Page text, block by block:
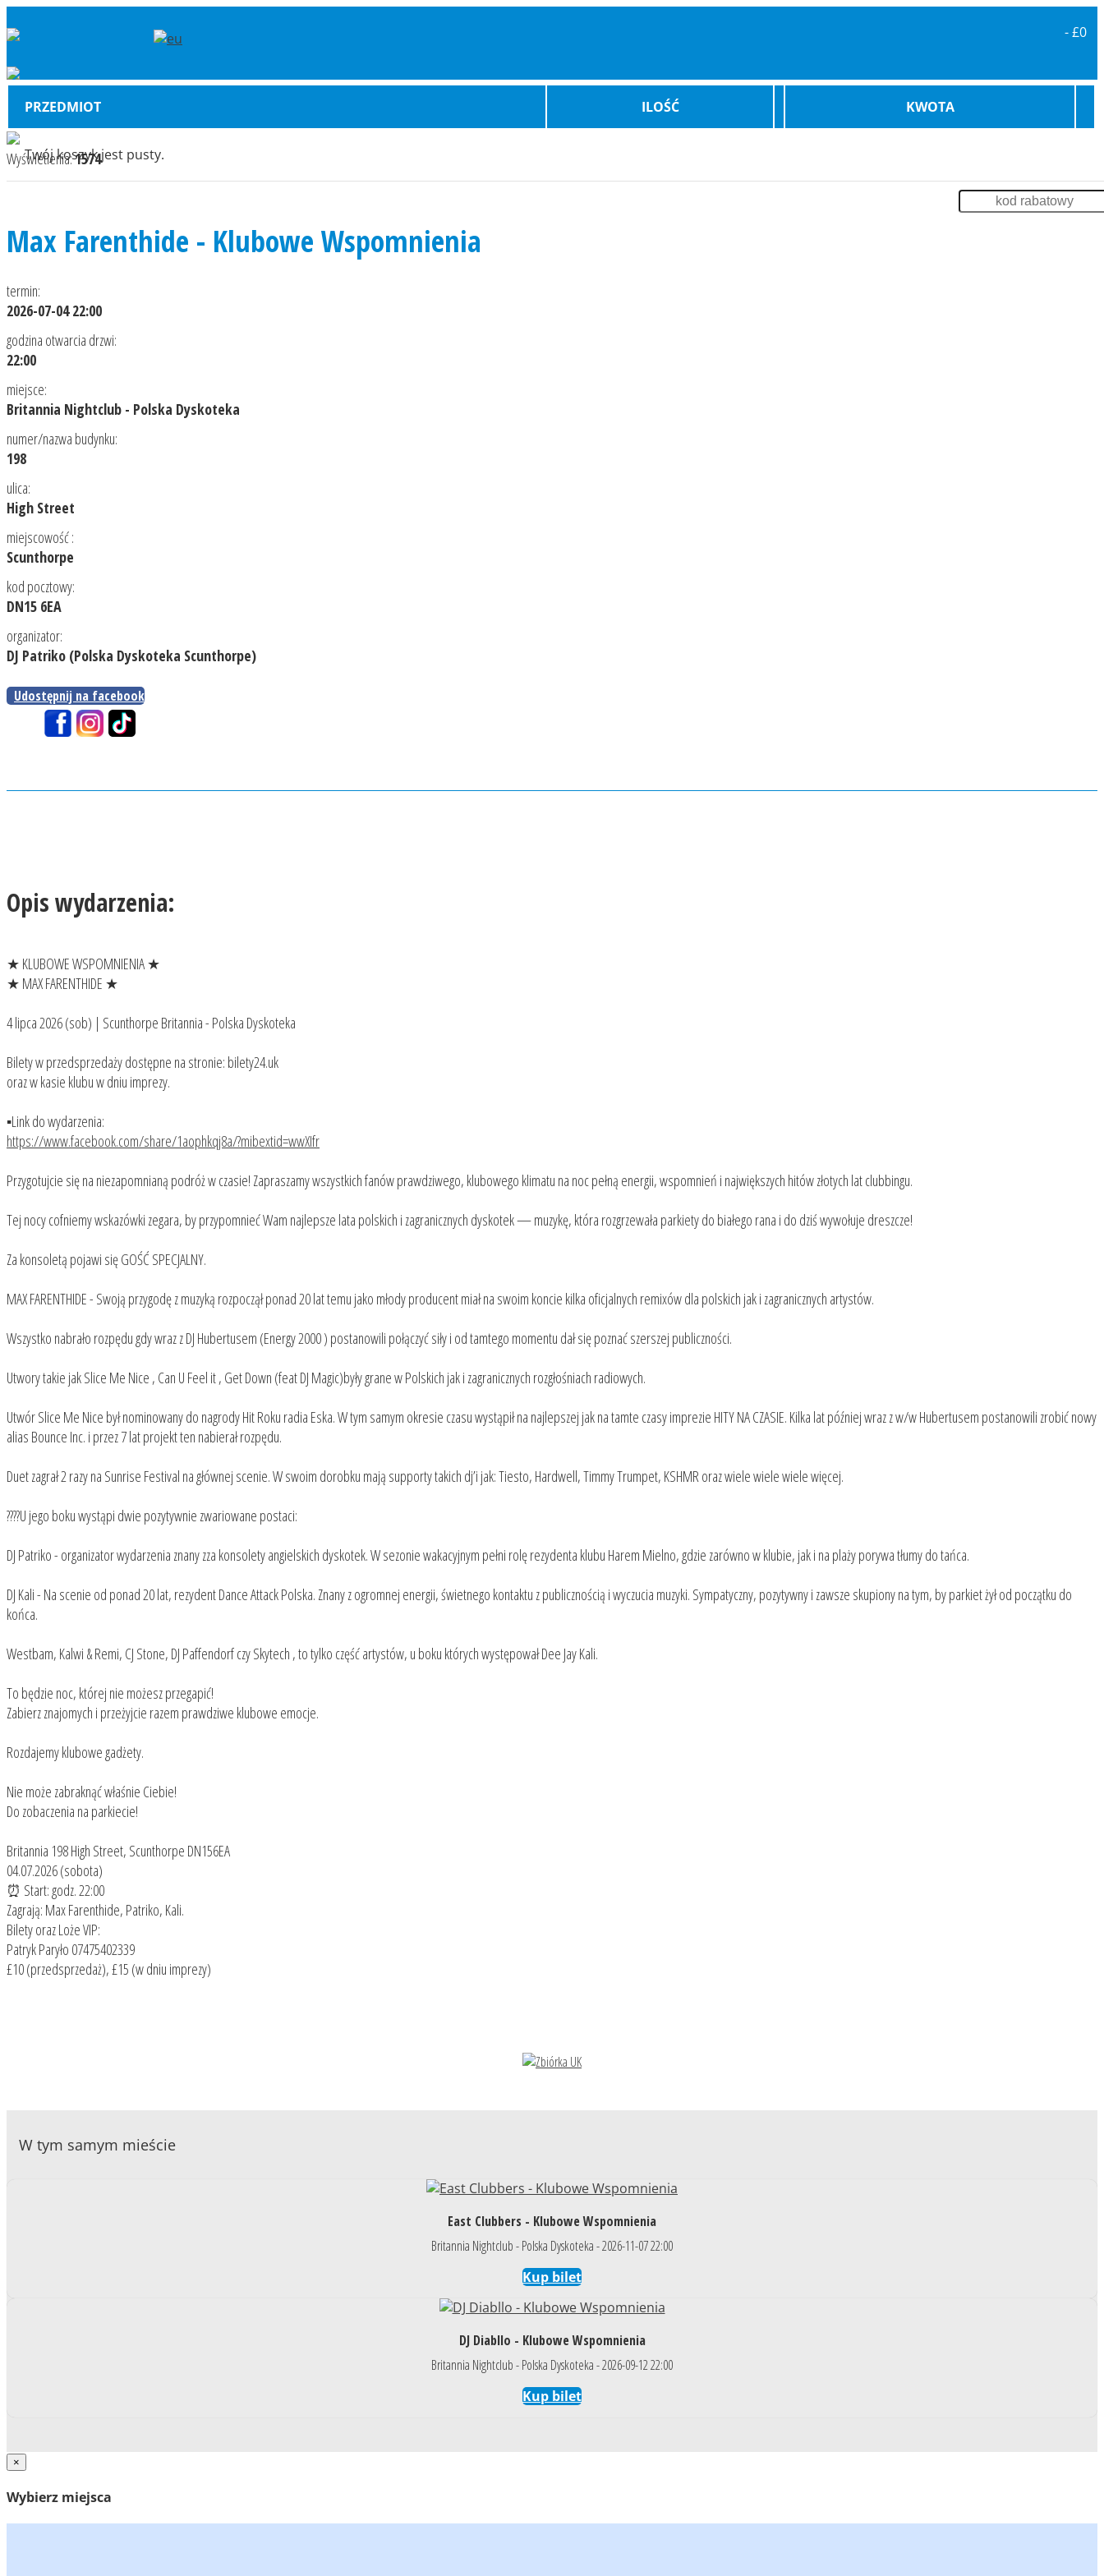
-£0
PRZEDMIOT ILOŚĆ KWOTA
Twój koszyk jest pusty.
Wyświetlenia:1574
Max Farenthide - Klubowe Wspomnienia
termin:
2026-07-04 22:00
godzina otwarcia drzwi:
22:00
miejsce:
Britannia Nightclub - Polska Dyskoteka
numer/nazwa budynku:
198
ulica:
High Street
miejscowość :
Scunthorpe
kod pocztowy:
DN15 6EA
organizator:
DJ Patriko (Polska Dyskoteka Scunthorpe)
Udostępnij na facebook
Opis wydarzenia:
★ KLUBOWE WSPOMNIENIA ★
★ MAX FARENTHIDE ★
4 lipca 2026 (sob) | Scunthorpe Britannia - Polska Dyskoteka
Bilety w przedsprzedaży dostępne na stronie: bilety24.uk
oraz w kasie klubu w dniu imprezy.
▪️Link do wydarzenia:
https://www.facebook.com/share/1aophkqj8a/?mibextid=wwXIfr
Przygotujcie się na niezapomnianą podróż w czasie! Zapraszamy wszystkich fanów prawdziwego, klubowego klimatu na noc pełną energii, wspomnień i największych hitów złotych lat clubbingu.
Tej nocy cofniemy wskazówki zegara, by przypomnieć Wam najlepsze lata polskich i zagranicznych dyskotek — muzykę, która rozgrzewała parkiety do białego rana i do dziś wywołuje dreszcze!
Za konsoletą pojawi się GOŚĆ SPECJALNY.
MAX FARENTHIDE - Swoją przygodę z muzyką rozpoczął ponad 20 lat temu jako młody producent miał na swoim koncie kilka oficjalnych remixów dla polskich jak i zagranicznych artystów.
Wszystko nabrało rozpędu gdy wraz z DJ Hubertusem (Energy 2000 ) postanowili połączyć siły i od tamtego momentu dał się poznać szerszej publiczności.
Utwory takie jak Slice Me Nice , Can U Feel it , Get Down (feat DJ Magic)były grane w Polskich jak i zagranicznych rozgłośniach radiowych.
Utwór Slice Me Nice był nominowany do nagrody Hit Roku radia Eska. W tym samym okresie czasu wystąpił na najlepszej jak na tamte czasy imprezie HITY NA CZASIE. Kilka lat później wraz z w/w Hubertusem postanowili zrobić nowy
alias Bounce Inc. i przez 7 lat projekt ten nabierał rozpędu.
Duet zagrał 2 razy na Sunrise Festival na głównej scenie. W swoim dorobku mają supporty takich dj’i jak: Tiesto, Hardwell, Timmy Trumpet, KSHMR oraz wiele wiele wiele więcej.
????U jego boku wystąpi dwie pozytywnie zwariowane postaci:
DJ Patriko - organizator wydarzenia znany zza konsolety angielskich dyskotek. W sezonie wakacyjnym pełni rolę rezydenta klubu Harem Mielno, gdzie zarówno w klubie, jak i na plaży porywa tłumy do tańca.
DJ Kali - Na scenie od ponad 20 lat, rezydent Dance Attack Polska. Znany z ogromnej energii, świetnego kontaktu z publicznością i wyczucia muzyki. Sympatyczny, pozytywny i zawsze skupiony na tym, by parkiet żył od początku do
końca.
Westbam, Kalwi & Remi, CJ Stone, DJ Paffendorf czy Skytech , to tylko część artystów, u boku których występował Dee Jay Kali.
To będzie noc, której nie możesz przegapić!
Zabierz znajomych i przeżyjcie razem prawdziwe klubowe emocje.
Rozdajemy klubowe gadżety.
Nie może zabraknąć właśnie Ciebie!
Do zobaczenia na parkiecie!
Britannia 198 High Street, Scunthorpe DN156EA
04.07.2026 (sobota)
⏰ Start: godz. 22:00
Zagrają: Max Farenthide, Patriko, Kali.
Bilety oraz Loże VIP:
Patryk Paryło 07475402339
£10 (przedsprzedaż), £15 (w dniu imprezy)
W tym samym mieście
East Clubbers - Klubowe Wspomnienia
Britannia Nightclub - Polska Dyskoteka - 2026-11-07 22:00
Kup bilet
DJ Diabllo - Klubowe Wspomnienia
Britannia Nightclub - Polska Dyskoteka - 2026-09-12 22:00
Kup bilet
×
Wybierz miejsca